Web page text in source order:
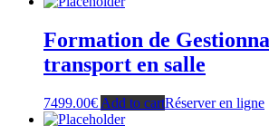
Formation de
transport en salle
7499.00€ Add to cartRéserver en ligne